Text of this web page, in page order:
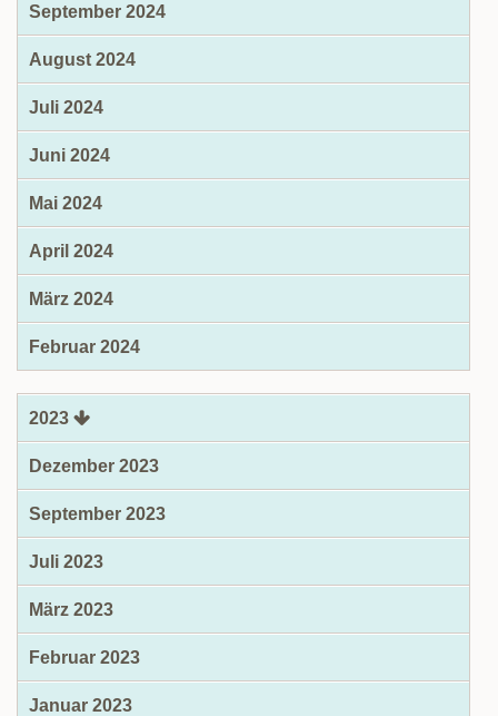
September 2024
August 2024
Juli 2024
Juni 2024
Mai 2024
April 2024
März 2024
Februar 2024
2023
Dezember 2023
September 2023
Juli 2023
März 2023
Februar 2023
Januar 2023